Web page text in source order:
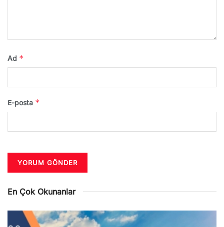
Ad *
E-posta *
En Çok Okunanlar